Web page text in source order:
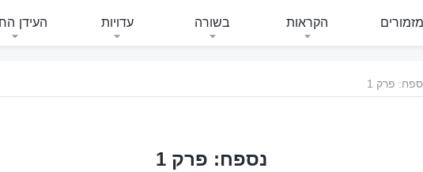
מזמורים הקראות בשורה עדויות העידן
פרק 1
נספח: פרק 1